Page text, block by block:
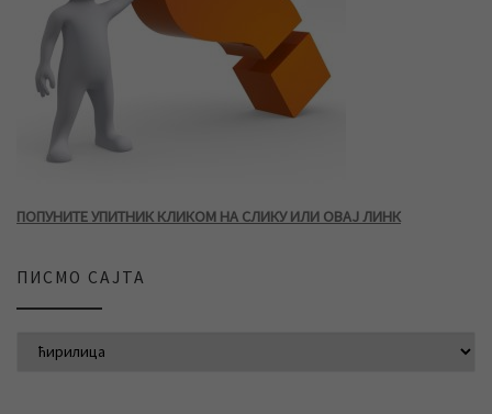
ПОПУНИТЕ УПИТНИК КЛИКОМ НА СЛИКУ ИЛИ ОВАЈ ЛИНК
ПИСМО САЈТА